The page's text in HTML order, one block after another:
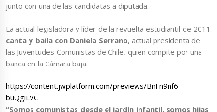
junto con una de las candidatas a diputada.
La actual legisladora y líder de la revuelta estudiantil de 2011
canta y baila con Daniela Serrano, actual presidenta de
las Juventudes Comunistas de Chile, quien compite por una
banca en la Cámara baja.
https://content.jwplatform.com/previews/BnFn9nf6-
buQgiLVC
“Somos comunistas desde el jardín infantil, somos hijas